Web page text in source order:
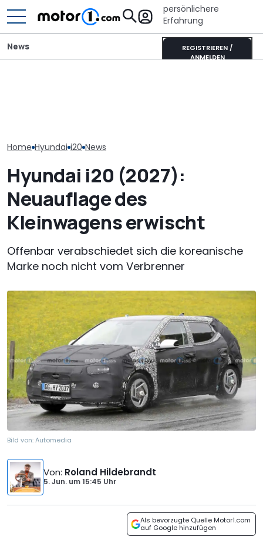
persönlichere
Erfahrung
REGISTRIEREN /
ANMELDEN
News
Home Hyundai i20 News
Hyundai i20 (2027):
Neuauflage des
Kleinwagens erwischt
Offenbar verabschiedet sich die koreanische
Marke noch nicht vom Verbrenner
Bild von:Automedia
Von: Roland Hildebrandt
5. Jun. um15:45 Uhr
Als bevorzugte Quelle Motor1.com
auf Google hinzufügen